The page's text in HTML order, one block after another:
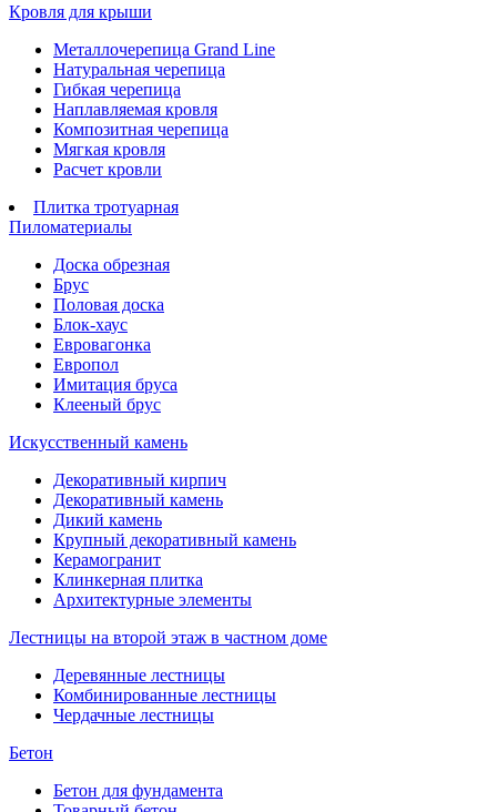
Кровля для крыши
Металлочерепица Grand Line
Натуральная черепица
Гибкая черепица
Наплавляемая кровля
Композитная черепица
Мягкая кровля
Расчет кровли
Плитка тротуарная
Пиломатериалы
Доска обрезная
Брус
Половая доска
Блок-хаус
Евровагонка
Европол
Имитация бруса
Клееный брус
Искусственный камень
Декоративный кирпич
Декоративный камень
Дикий камень
Крупный декоративный камень
Керамогранит
Клинкерная плитка
Архитектурные элементы
Лестницы на второй этаж в частном доме
Деревянные лестницы
Комбинированные лестницы
Чердачные лестницы
Бетон
Бетон для фундамента